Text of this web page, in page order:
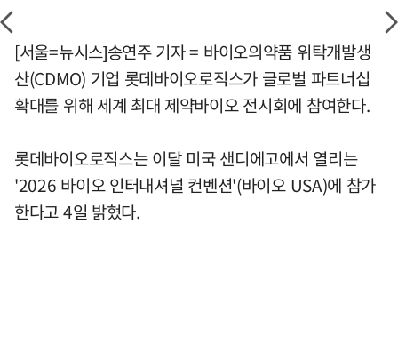
[서울=뉴시스]송연주 기자 = 바이오의약품 위탁개발생
산(CDMO) 기업 롯데바이오로직스가 글로벌 파트너십
확대를 위해 세계 최대 제약바이오 전시회에 참여한다.
롯데바이오로직스는 이달 미국 샌디에고에서 열리는
'2026 바이오 인터내셔널 컨벤션'(바이오 USA)에 참가
한다고 4일 밝혔다.